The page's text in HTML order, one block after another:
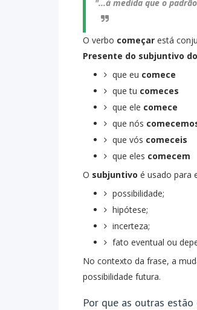
"...à medida que o
O verbo começar está
Presente do subjuntivo
que eu comece
que tu comeces
que ele comece
que nós
que vós comeceis
que eles comecem
O subjuntivo é usado para
possibilidade;
hipótese;
incerteza;
fato eventual ou
No contexto da frase, a
possibilidade futura.
Por que as outras estão